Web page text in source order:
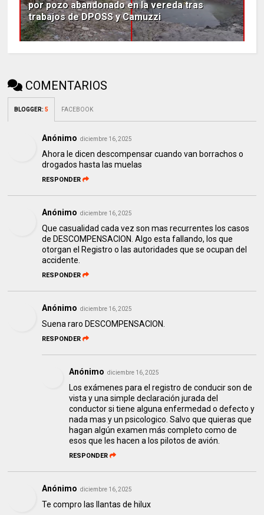
por pozo abandonado en la vereda tras
trabajos de DPOSS y Camuzzi
COMENTARIOS
BLOGGER:5 FACEBOOK
Anónimo diciembre 16, 2025
Ahora le dicen descompensar cuando van borrachos o
drogados hasta las muelas
RESPONDER
Anónimo diciembre 16, 2025
Que casualidad cada vez son mas recurrentes los casos
de DESCOMPENSACION. Algo esta fallando, los que
otorgan el Registro o las autoridades que se ocupan del
accidente.
RESPONDER
Anónimo diciembre 16, 2025
Suena raro DESCOMPENSACION.
RESPONDER
Anónimo diciembre 16, 2025
Los exámenes para el registro de conducir son de
vista y una simple declaración jurada del
conductor si tiene alguna enfermedad o defecto y
nada mas y un psicologico. Salvo que quieras que
hagan algún examen más completo como de
esos que les hacen a los pilotos de avión.
RESPONDER
Anónimo diciembre 16, 2025
Te compro las llantas de hilux